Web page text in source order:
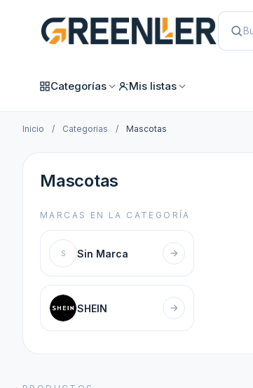
Categorías Mis listas
Inicio / Categorias / Mascotas
Mascotas
MARCAS EN LA CATEGORÍA
S Sin Marca
SHEIN